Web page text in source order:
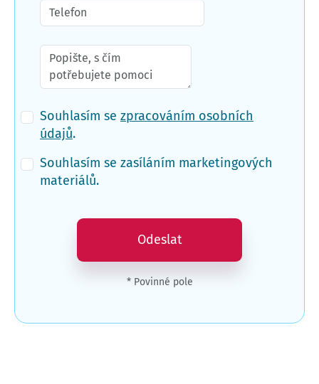
Souhlasím se zpracováním osobních
údajů.
Souhlasím se zasíláním marketingových
materiálů.
Odeslat
* Povinné pole